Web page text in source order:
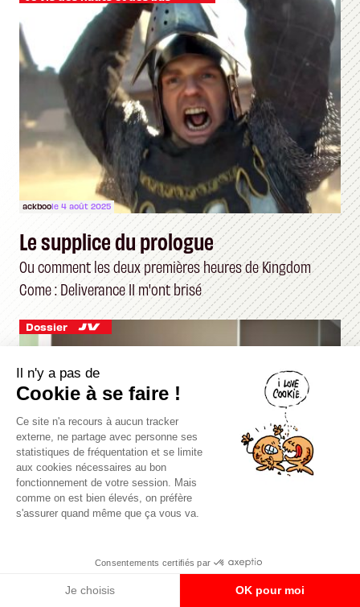
Compteurs Linky (7/7)
Analyse technique sous le capot
Des craintes côté "santé" ?
ackboole 4 août 2025
Le supplice du prologue
Ou comment les deux premières heures de Kingdom
Come : Deliverance II m'ont brisé
Dossier
« Mais pourquoi vos jeux ont-ils des
défauts ? »
Il n'y a pas de
Cookie à se faire !
Ce site n'a recours à aucun tracker
externe, ne partage avec personne ses
statistiques de fréquentation et se limite
aux cookies nécessaires au bon
fonctionnement de votre session. Mais
comme on est bien élevés, on préfère
s'assurer quand même que ça vous va.
Consentements certifiés par
Je choisis OK pour moi